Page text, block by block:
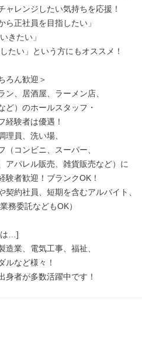
ャレンジしたい気持ちを応援！
ら正社員を目指したい」
ろん歓迎＞
ン、居酒屋、ラーメン店、
ど）のホールスタッフ・
経験者は優遇！
理員、洗い場、
（コンビニ、スーパー、
アパレル販売、雑貨販売など）に
験者歓迎！ブランクOK！
契約社員、短期を含むアルバイト、
は…]
造業、電気工事、福祉、
ルなど様々！
身者が多数活躍中です！